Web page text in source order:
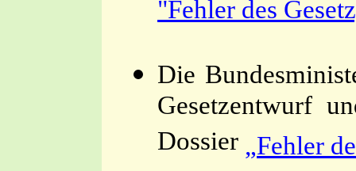
"Fehler des
Die
Gesetzentwurf
Dossier „Fehler